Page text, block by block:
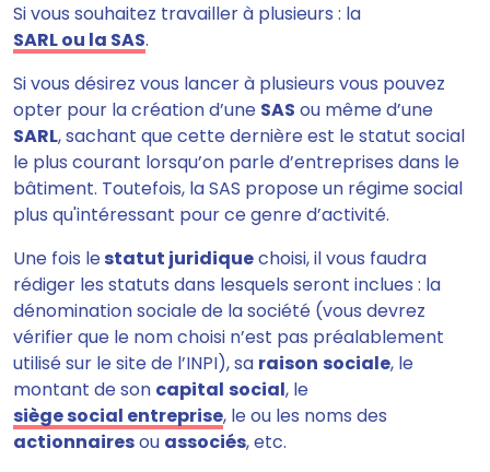
Si vous souhaitez travailler à plusieurs : la
SARL ou la SAS.
Si vous désirez vous lancer à plusieurs vous pouvez
opter pour la création d’une SAS ou même d’une
SARL, sachant que cette dernière est le statut social
le plus courant lorsqu’on parle d’entreprises dans le
bâtiment. Toutefois, la SAS propose un régime social
plus qu'intéressant pour ce genre d’activité.
Une fois lestatut juridiquechoisi, il vous faudra
rédiger les statuts dans lesquels seront inclues : la
dénomination sociale de la société (vous devrez
vérifier que le nom choisi n’est pas préalablement
utilisé sur le site de l’INPI), sa raison sociale, le
montant de son capital social, le
siège social entreprise, le ou les noms des
actionnairesou associés, etc.